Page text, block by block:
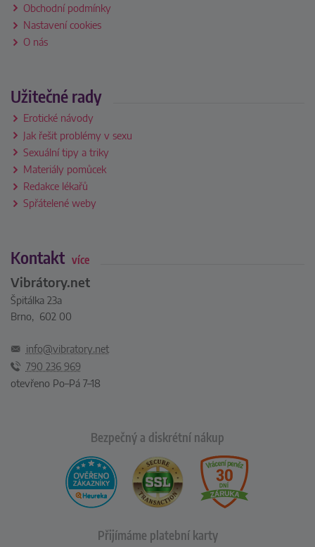
Obchodní podmínky
Nastavení cookies
O nás
Užitečné rady
Erotické návody
Jak řešit problémy v sexu
Sexuální tipy a triky
Materiály pomůcek
Redakce lékařů
Spřátelené weby
Kontakt více
Vibrátory.net
Špitálka 23a
Brno, 602 00
info@vibratory.net
790 236 969
otevřeno Po–Pá 7–18
Bezpečný a diskrétní nákup
Přijímáme platební karty